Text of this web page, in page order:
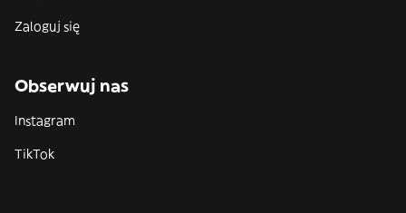
Zaloguj się
Obserwuj nas
Instagram
TikTok